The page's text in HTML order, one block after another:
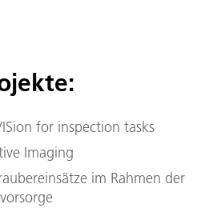
for inspection tasks
Imaging
im Rahmen der